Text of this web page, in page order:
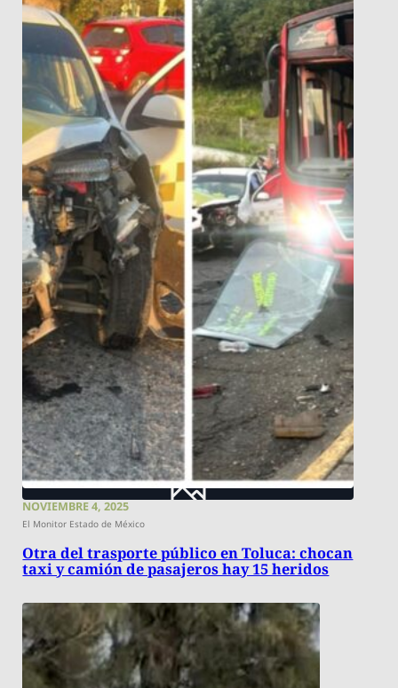
NOVIEMBRE 4, 2025
El Monitor Estado de México
Otra del trasporte público en Toluca: chocan
taxi y camión de pasajeros hay 15 heridos